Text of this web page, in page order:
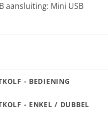
aansluiting: Mini USB
- BEDIENING
- ENKEL / DUBBEL